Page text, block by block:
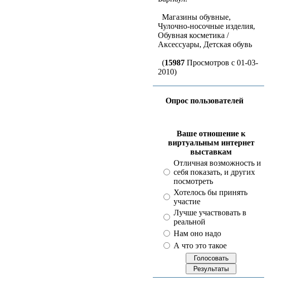
Магазины обувные,
Чулочно-носочные изделия,
Обувная косметика /
Аксессуары, Детская обувь
(15987 Просмотров с 01-03-
2010)
Опрос пользователей
Ваше отношение к
виртуальным интернет
выставкам
Отличная возможность и
себя показать, и других
посмотреть
Хотелось бы принять
участие
Лучше участвовать в
реальной
Нам оно надо
А что это такое